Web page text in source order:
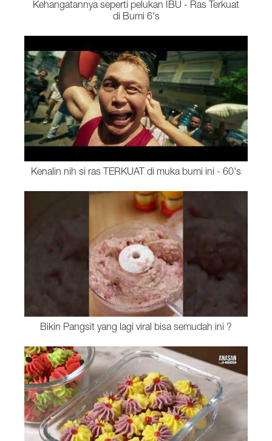
Kehangatannya seperti pelukan IBU - Ras Terkuat
di Bumi 6's
Kenalin nih si ras TERKUAT di muka bumi ini - 60's
Bikin Pangsit yang lagi viral bisa semudah ini ?